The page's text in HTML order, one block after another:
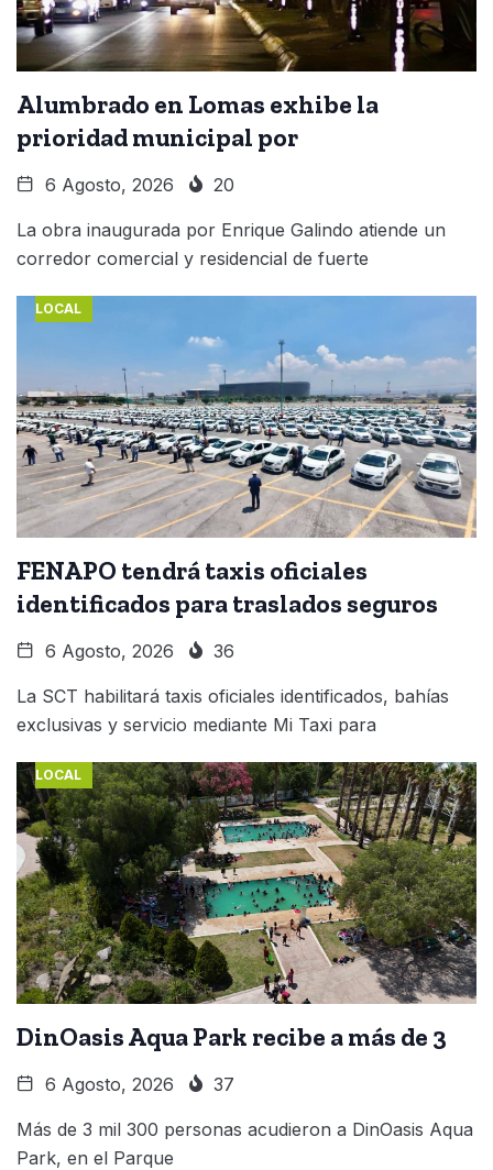
Alumbrado en Lomas exhibe la
prioridad municipal por
6 Agosto, 2026 20
La obra inaugurada por Enrique Galindo atiende un
corredor comercial y residencial de fuerte
LOCAL
FENAPO tendrá taxis oficiales
identificados para traslados seguros
6 Agosto, 2026 36
La SCT habilitará taxis oficiales identificados, bahías
exclusivas y servicio mediante Mi Taxi para
LOCAL
DinOasis Aqua Park recibe a más de 3
6 Agosto, 2026 37
Más de 3 mil 300 personas acudieron a DinOasis Aqua
Park, en el Parque